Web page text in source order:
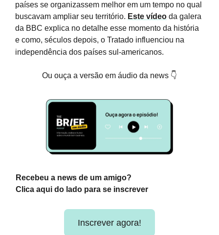
países se organizassem melhor em um tempo no qual
buscavam ampliar seu território. Este vídeo da galera
da BBC explica no detalhe esse momento da história
e como, séculos depois, o Tratado influenciou na
independência dos países sul-americanos.
Ou ouça a versão em áudio da news 👇
Recebeu a news de um amigo?
Clica aqui do lado para se inscrever
Inscrever agora!